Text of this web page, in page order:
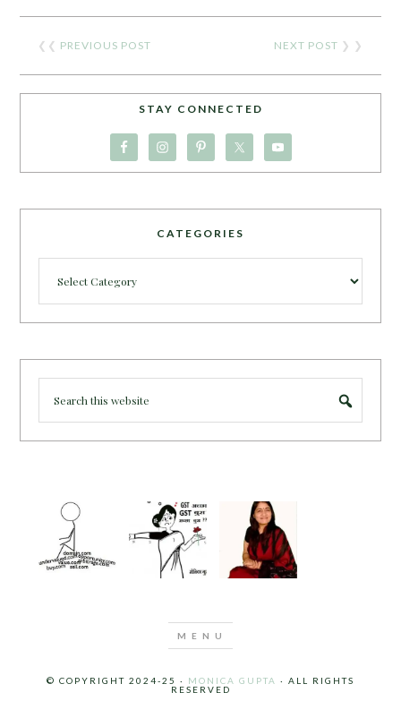
❮❮ PREVIOUS POST NEXT POST ❯ ❯
STAY CONNECTED
CATEGORIES
© COPYRIGHT 2024-25 · MONICA GUPTA · ALL RIGHTS
RESERVED